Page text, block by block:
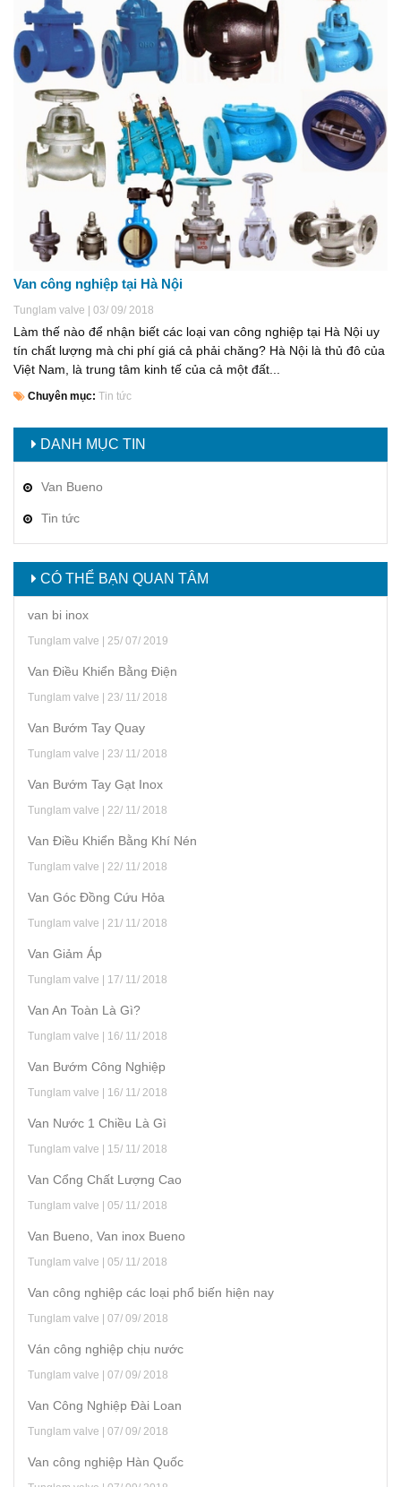
Van công nghiệp tại Hà Nội
Tunglam valve | 03/ 09/ 2018
Làm thế nào để nhận biết các loại van công nghiệp tại Hà Nội uy
tín chất lượng mà chi phí giá cả phải chăng? Hà Nội là thủ đô của
Việt Nam, là trung tâm kinh tế của cả một đất...
Chuyên mục: Tin tức
DANH MỤC TIN
Van Bueno
Tin tức
CÓ THỂ BẠN QUAN TÂM
van bi inox
Tunglam valve | 25/ 07/ 2019
Van Điều Khiển Bằng Điện
Tunglam valve | 23/ 11/ 2018
Van Bướm Tay Quay
Tunglam valve | 23/ 11/ 2018
Van Bướm Tay Gạt Inox
Tunglam valve | 22/ 11/ 2018
Van Điều Khiển Bằng Khí Nén
Tunglam valve | 22/ 11/ 2018
Van Góc Đồng Cứu Hỏa
Tunglam valve | 21/ 11/ 2018
Van Giảm Áp
Tunglam valve | 17/ 11/ 2018
Van An Toàn Là Gì?
Tunglam valve | 16/ 11/ 2018
Van Bướm Công Nghiệp
Tunglam valve | 16/ 11/ 2018
Van Nước 1 Chiều Là Gì
Tunglam valve | 15/ 11/ 2018
Van Cổng Chất Lượng Cao
Tunglam valve | 05/ 11/ 2018
Van Bueno, Van inox Bueno
Tunglam valve | 05/ 11/ 2018
Van công nghiệp các loại phổ biến hiện nay
Tunglam valve | 07/ 09/ 2018
Ván công nghiệp chịu nước
Tunglam valve | 07/ 09/ 2018
Van Công Nghiệp Đài Loan
Tunglam valve | 07/ 09/ 2018
Van công nghiệp Hàn Quốc